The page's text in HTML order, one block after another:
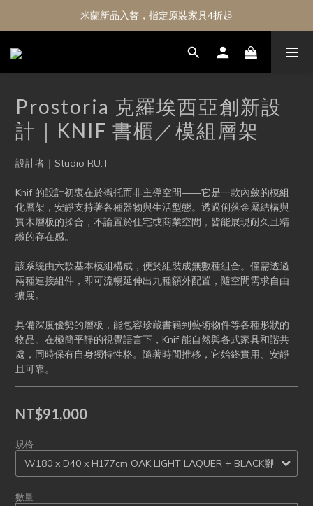
米蘭新品入替，指定原裝家具4折起
Prostoria 克羅埃西亞創新設
計｜KNIF 書櫃／模組層架
設計者｜Studio RU:T
Knif 的設計初衷在於襯托而非主導空間——它是一款內斂的模組
化層架，安靜支持著各種器物與生活型態。透過俐落金屬結構與
實木層板的揉合，不論置於住宅或商業空間，皆能展現耐久且精
緻的存在感。
該系統由六款基本模組構成，便於組裝成無數種組合。僅需透過
兩種連接組件，即可流暢延伸出九種額外配置，隨空間需求自由
擴展。
具備深度優勢的層板，能包容珍藏書籍到藝術物件等各種形狀的
物品。在極簡平靜的視覺語言下，Knif 能自然與各式家具和諧共
處，同時保有自身獨特性格。隨著時間推移，它始終實用、安靜
且可靠。
NT$91,000
規格
數量